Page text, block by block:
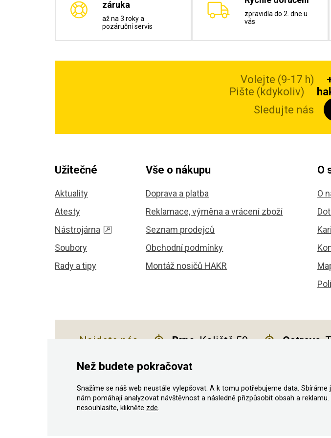
záruka
až na 3 roky a
pozáruční servis
zpravidla do 2. dne u
vás
Volejte (9-17 h)
Pište (kdykoliv)
Sledujte nás
Užitečné
Aktuality
Atesty
Nástrojárna
Soubory
Rady a tipy
Vše o nákupu
Doprava a platba
Reklamace, výměna a vrácení zboží
Seznam prodejců
Obchodní podmínky
Montáž nosičů HAKR
O
O
Najdete nás Brno, Koliště 59 Ostrava,
© 2011–2026 ASN Hakr Brno. Všechna práva vyhrazena
Než budete pokračovat
Snažíme se náš web neustále vylepšovat. A k tomu potřebujeme data. Sbíráme
nám pomáhají analyzovat návštěvnost a následně přizpůsobit obsah a
nesouhlasíte, klikněte zde.